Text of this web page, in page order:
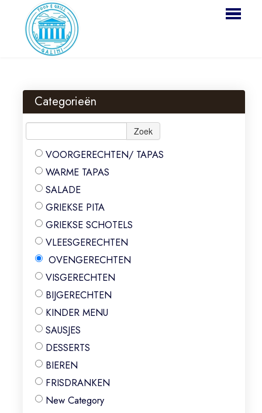
BESTELLEN
MENU
RESERVATIES
LOGIN
CONTACT
Categorieën
Zoek
VOORGERECHTEN/ TAPAS
WARME TAPAS
SALADE
GRIEKSE PITA
GRIEKSE SCHOTELS
VLEESGERECHTEN
OVENGERECHTEN
VISGERECHTEN
BIJGERECHTEN
KINDER MENU
SAUSJES
DESSERTS
BIEREN
FRISDRANKEN
New Category